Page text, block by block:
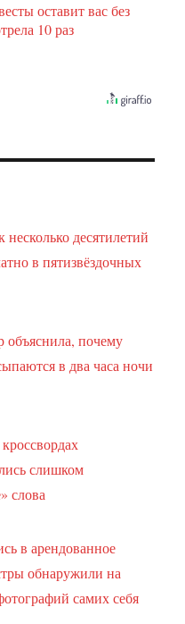
оставит вас без
10 раз
десятилетий
в пятизвёздочных
объяснила, почему
в два часа ночи
слишком
слова
в арендованное
обнаружили на
самих себя